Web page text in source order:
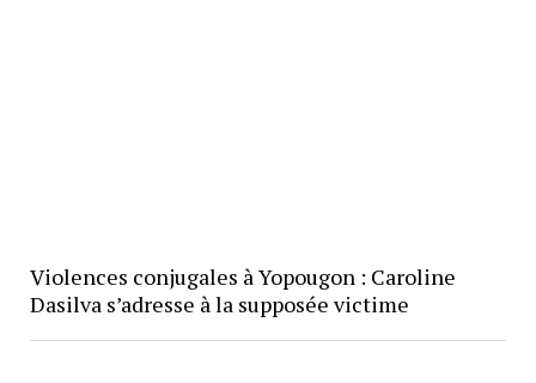
Violences conjugales à Yopougon : Caroline
Dasilva s’adresse à la supposée victime